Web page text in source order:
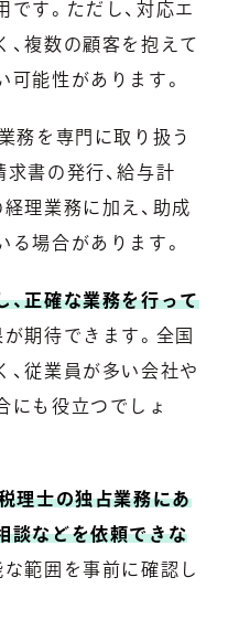
す。ただし、対応エ
、複数の顧客を抱えて
能性があります。
務を専門に取り扱う
書の発行、給与計
理業務に加え、助成
場合があります。
、正確な業務を行って
期待できます。全国
、従業員が多い会社や
にも役立つでしょ
理士の独占業務にあ
談などを依頼できな
な範囲を事前に確認し